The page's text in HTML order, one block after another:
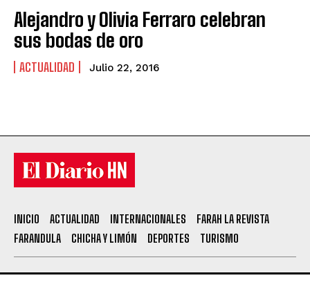
Alejandro y Olivia Ferraro celebran
sus bodas de oro
ACTUALIDAD Julio 22, 2016
INICIO ACTUALIDAD INTERNACIONALES
FARAH LA REVISTA
FARANDULA
CHICHA Y LIMÓN DEPORTES TURISMO